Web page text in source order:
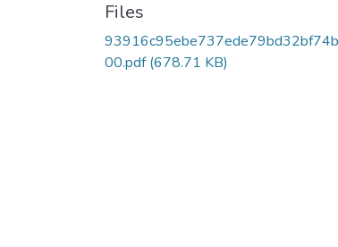
Files
00.pdf(678.71 KB)